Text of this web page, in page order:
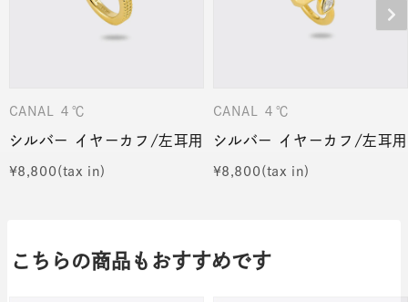
CANAL ４℃
シルバー イヤーカフ/左耳用
¥8,800
CANAL ４℃
シルバー イヤーカフ/左耳用
¥8,800
こちらの商品もおすすめです